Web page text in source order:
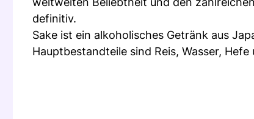
definitiv.
Sake ist ein alkoholisches Getränk aus
Hauptbestandteile sind Reis, Wasser,